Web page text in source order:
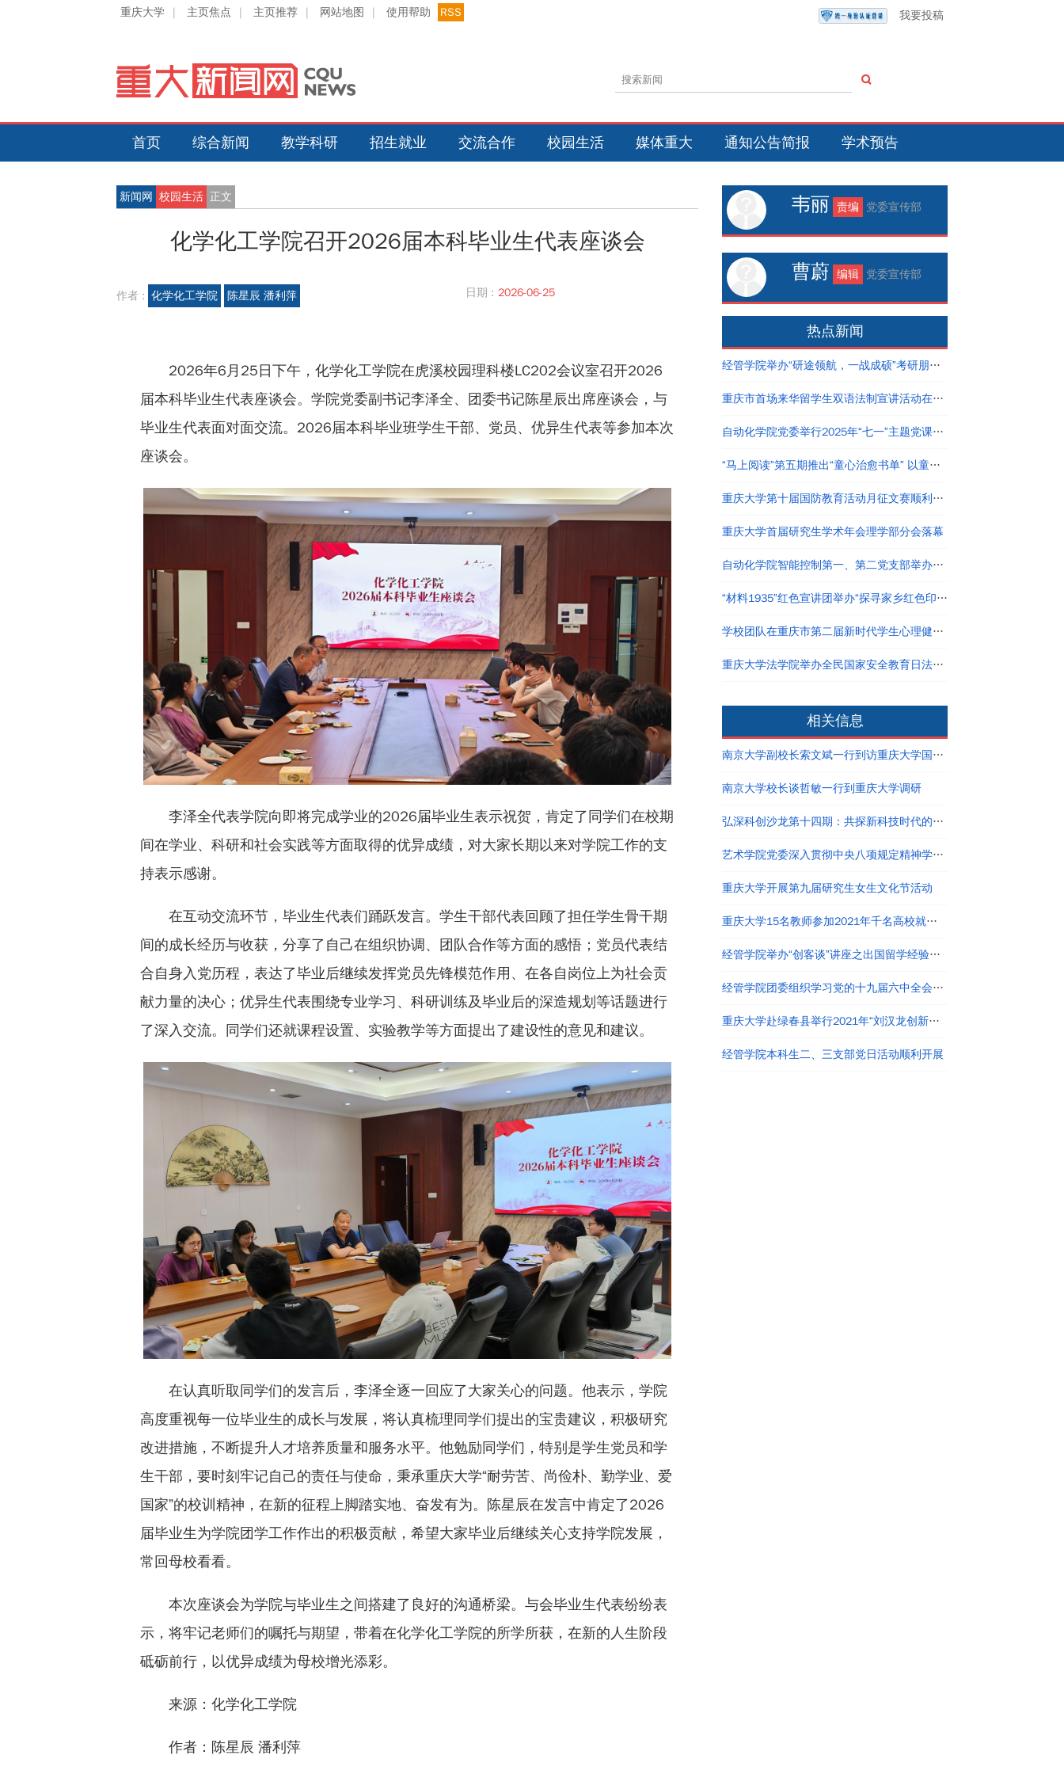
重庆大学 | 主页焦点 | 主页推荐 | 网站地图 | 使用帮助 RSS 我要投稿
首页 综合新闻 教学科研 招生就业 交流合作 校园生活 媒体重大 通知公告简报 学术预告
新闻网 校园生活 正文
化学化工学院召开2026届本科毕业生代表座谈会
作者 : 化学化工学院 陈星辰 潘利萍 日期 : 2026-06-25
2026年6月25日下午，化学化工学院在虎溪校园理科楼LC202会议室召开2026
届本科毕业生代表座谈会。学院党委副书记李泽全、团委书记陈星辰出席座谈会，与
毕业生代表面对面交流。2026届本科毕业班学生干部、党员、优异生代表等参加本次
座谈会。
李泽全代表学院向即将完成学业的2026届毕业生表示祝贺，肯定了同学们在校期
间在学业、科研和社会实践等方面取得的优异成绩，对大家长期以来对学院工作的支
持表示感谢。
在互动交流环节，毕业生代表们踊跃发言。学生干部代表回顾了担任学生骨干期
间的成长经历与收获，分享了自己在组织协调、团队合作等方面的感悟；党员代表结
合自身入党历程，表达了毕业后继续发挥党员先锋模范作用、在各自岗位上为社会贡
献力量的决心；优异生代表围绕专业学习、科研训练及毕业后的深造规划等话题进行
了深入交流。同学们还就课程设置、实验教学等方面提出了建设性的意见和建议。
在认真听取同学们的发言后，李泽全逐一回应了大家关心的问题。他表示，学院
高度重视每一位毕业生的成长与发展，将认真梳理同学们提出的宝贵建议，积极研究
改进措施，不断提升人才培养质量和服务水平。他勉励同学们，特别是学生党员和学
生干部，要时刻牢记自己的责任与使命，秉承重庆大学“耐劳苦、尚俭朴、勤学业、爱
国家”的校训精神，在新的征程上脚踏实地、奋发有为。陈星辰在发言中肯定了2026
届毕业生为学院团学工作作出的积极贡献，希望大家毕业后继续关心支持学院发展，
常回母校看看。
本次座谈会为学院与毕业生之间搭建了良好的沟通桥梁。与会毕业生代表纷纷表
示，将牢记老师们的嘱托与期望，带着在化学化工学院的所学所获，在新的人生阶段
砥砺前行，以优异成绩为母校增光添彩。
来源：化学化工学院
作者：陈星辰 潘利萍
韦丽 责编 党委宣传部
曹蔚 编辑 党委宣传部
热点新闻
经管学院举办“研途领航，一战成硕”考研朋辈分享会
重庆市首场来华留学生双语法制宣讲活动在重庆大学举办
自动化学院党委举行2025年“七一”主题党课暨党员宣誓大会
“马上阅读”第五期推出“童心治愈书单” 以童趣主题聚焦成年人心理疗愈
重庆大学第十届国防教育活动月征文赛顺利结束
重庆大学首届研究生学术年会理学部分会落幕
自动化学院智能控制第一、第二党支部举办主题党日活动
“材料1935”红色宣讲团举办“探寻家乡红色印记 传承先辈奋斗精神”主题宣讲活动
学校团队在重庆市第二届新时代学生心理健康教育情景剧活动中斩获高校组特等奖
重庆大学法学院举办全民国家安全教育日法治宣传活动
相关信息
南京大学副校长索文斌一行到访重庆大学国家卓越工程师学院
南京大学校长谈哲敏一行到重庆大学调研
弘深科创沙龙第十四期：共探新科技时代的创新创业与职业发展
艺术学院党委深入贯彻中央八项规定精神学习教育读书班结业
重庆大学开展第九届研究生女生文化节活动
重庆大学15名教师参加2021年千名高校就业工作者专题培训
经管学院举办“创客谈”讲座之出国留学经验分享
经管学院团委组织学习党的十九届六中全会精神
重庆大学赴绿春县举行2021年“刘汉龙创新团队龙之梦”奖助学金颁发仪式
经管学院本科生二、三支部党日活动顺利开展